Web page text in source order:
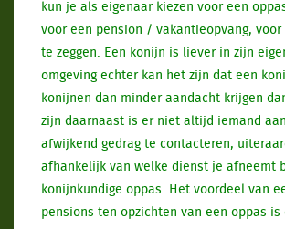
kun je als eigenaar kiezen voor een
voor een pension / vakantieopvang,
te zeggen. Een konijn is liever in zijn
omgeving echter kan het zijn dat een
konijnen dan minder aandacht krijgen
zijn daarnaast is er niet altijd iemand
afwijkend gedrag te contacteren,
afhankelijk van welke dienst je afneemt
konijnkundige oppas. Het voordeel van
pensions ten opzichten van een oppas is